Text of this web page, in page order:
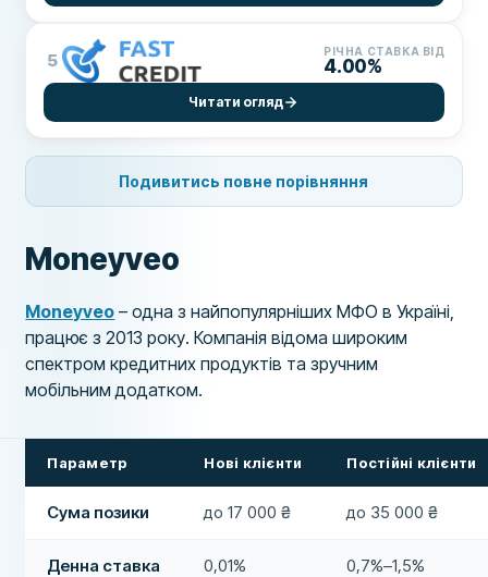
5 РІЧНА СТАВКА ВІД
4.00%
Читати огляд
Подивитись повне порівняння
Moneyveo
Moneyveo – одна з найпопулярніших МФО в Україні,
працює з 2013 року. Компанія відома широким
спектром кредитних продуктів та зручним
мобільним додатком.
Параметр Нові клієнти Постійні клієнти
Сума позики до 17 000 ₴ до 35 000 ₴
Денна ставка 0,01% 0,7%–1,5%